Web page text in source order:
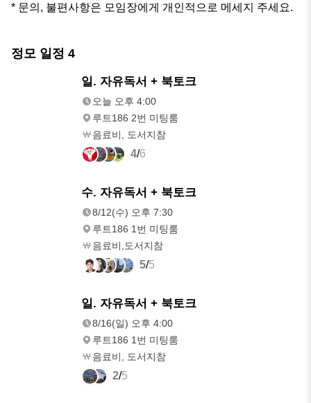
* 문의, 불편사항은 모임장에게 개인적으로 메세지 주세요.
정모 일정 4
일. 자유독서 + 북토크
오늘 오후 4:00
루트186 2번 미팅룸
음료비, 도서지참
4/6
수. 자유독서 + 북토크
8/12(수) 오후 7:30
루트186 1번 미팅룸
음료비,도서지참
5/5
일. 자유독서 + 북토크
8/16(일) 오후 4:00
루트186 1번 미팅룸
음료비, 도서지참
2/5